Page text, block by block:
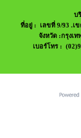
บ
ที่อยู่ : เลขที่ 9/93 .เ
จังหวัด :กรุงเ
เบอร์โทร :